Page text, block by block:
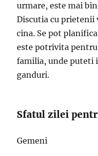
urmare, este mai
Discutia cu prietenii
cina. Se pot
este potrivita
familia, unde puteti
ganduri.
Sfatul zilei
Gemeni